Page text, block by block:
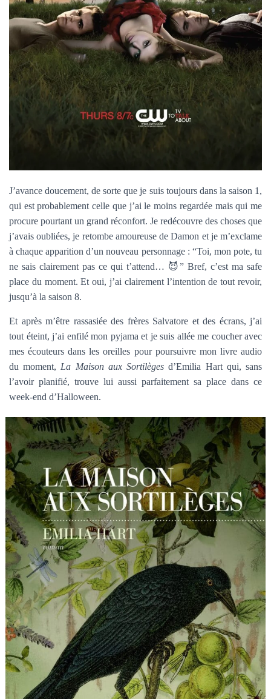
J’avance doucement, de sorte que je suis toujours dans la saison 1,
qui est probablement celle que j’ai le moins regardée mais qui me
procure pourtant un grand réconfort. Je redécouvre des choses que
j’avais oubliées, je retombe amoureuse de Damon et je m’exclame
à chaque apparition d’un nouveau personnage : “Toi, mon pote, tu
ne sais clairement pas ce qui t’attend… 😈” Bref, c’est ma safe
place du moment. Et oui, j’ai clairement l’intention de tout revoir,
jusqu’à la saison 8.
Et après m’être rassasiée des frères Salvatore et des écrans, j’ai
tout éteint, j’ai enfilé mon pyjama et je suis allée me coucher avec
mes écouteurs dans les oreilles pour poursuivre mon livre audio
du moment, La Maison aux Sortilèges d’Emilia Hart qui, sans
l’avoir planifié, trouve lui aussi parfaitement sa place dans ce
week-end d’Halloween.